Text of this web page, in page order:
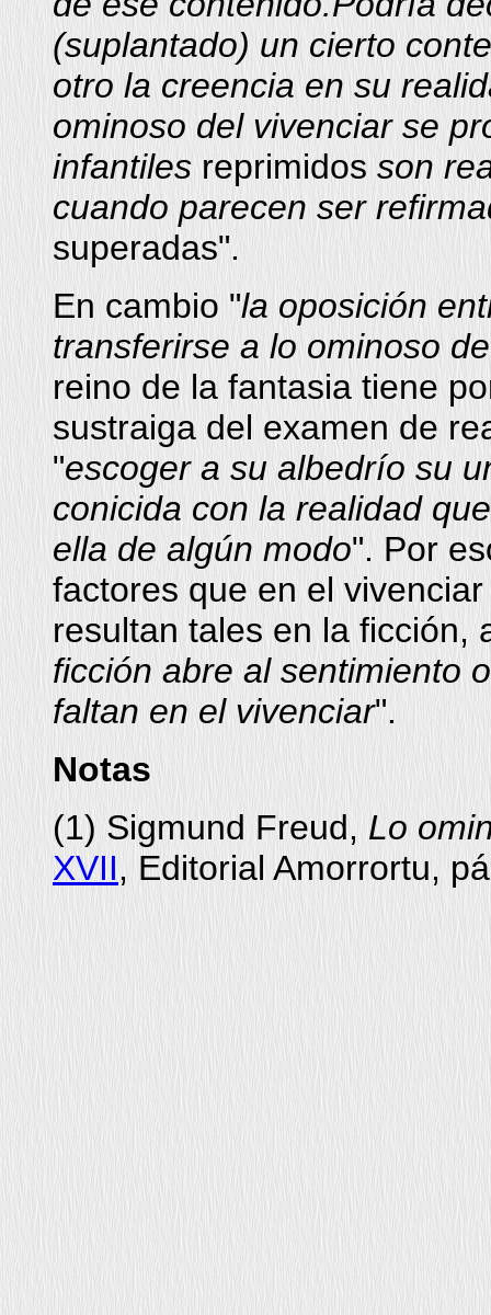
(suplantado) un cierto
otro la creencia en su
ominoso del vivenciar se
infantilesreprimidos son
cuando parecen ser
superadas".
En cambio "la oposición
transferirse a lo ominoso
reino de la fantasia tiene
sustraiga del examen de
"escoger a su albedrío su
conicida con la realidad
ella de algún modo". Por
factores que en el
resultan tales en la ficción,
ficción abre al sentimiento
faltan en el vivenciar".
Notas
(1) Sigmund Freud,Lo
XVII, Editorial Amorrortu,